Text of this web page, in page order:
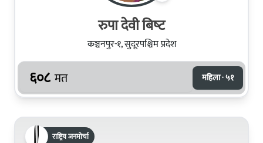
रुपा देवी बिष्‍ट
कञ्चनपुर-१, सुदूरपश्चिम प्रदेश
६०८ मत महिला · ५१
राष्ट्रिय जनमोर्चा